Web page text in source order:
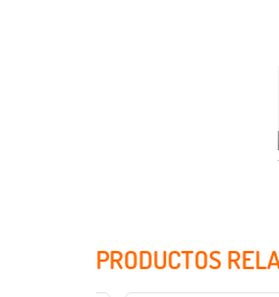
PRODUCTOS